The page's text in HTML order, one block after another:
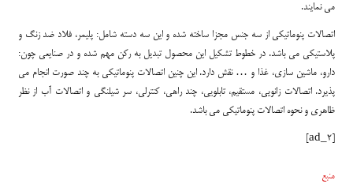
می نمایند.
اتصالات پنوماتیکی از سه جنس مجزا ساخته شده و این سه دسته شامل: پلیمر، فلاد ضد زنگ و
پلاستیکی می باشد. در خطوط تشکیل این محصول تبدیل به رکن مهم شده و در صنایعی چون:
دارو، ماشین سازی، غذا و … نقش دارد. این چنین اتصالات پنوماتیکی به چند صورت انجام می
پذیرد. اتصالات زانویی، مستقیم، تابلویی، چند راهی، کنترلی، سر شیلنگی و اتصالات آب از نظر
ظاهری و نحوه اتصالات پنوماتیکی می باشد.
منبع